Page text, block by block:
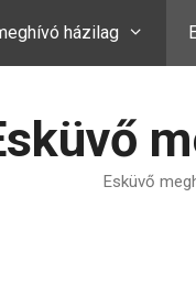
házilag
Esküvő